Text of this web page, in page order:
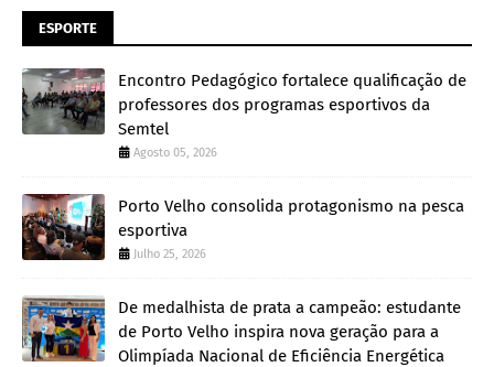
ESPORTE
Encontro Pedagógico fortalece qualificação de
professores dos programas esportivos da
Semtel
Agosto 05, 2026
Porto Velho consolida protagonismo na pesca
esportiva
Julho 25, 2026
De medalhista de prata a campeão: estudante
de Porto Velho inspira nova geração para a
Olimpíada Nacional de Eficiência Energética